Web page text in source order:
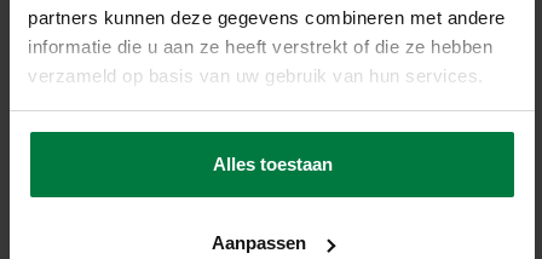
partners kunnen deze gegevens combineren met andere
informatie die u aan ze heeft verstrekt of die ze hebben
verzameld op basis van uw gebruik van hun services.
Alles toestaan
Aanpassen
-20%
Hailey 33 - Geometrisch
199,-